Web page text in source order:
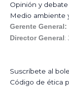
Opinión y
Medio ambiente
Gerente General:
Director General :
Suscríbete al
Código de ética